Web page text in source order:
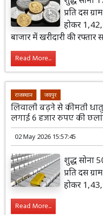
प्रति दस
होकर
बाजार में खरीदारी की रफ्तार
Read More...
राजस्थान जयपुर
लिवाली बढ़ने से कीमती
लगाई 6 हजार रुपए की
02 May 2026 15:57:45
शुद्ध सोना
प्रति दस
होकर
Read More...